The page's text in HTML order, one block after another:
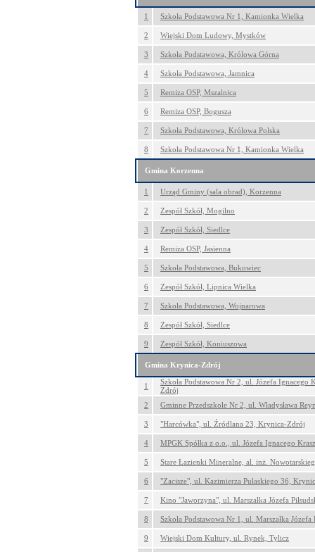
1 Szkoła Podstawowa Nr 1, Kamionka Wielka
2 Wiejski Dom Ludowy, Mystków
3 Szkoła Podstawowa, Królowa Górna
4 Szkoła Podstawowa, Jamnica
5 Remiza OSP, Mszalnica
6 Remiza OSP, Bogusza
7 Szkoła Podstawowa, Królowa Polska
8 Szkoła Podstawowa Nr 1, Kamionka Wielka
Gmina Korzenna
1 Urząd Gminy (sala obrad), Korzenna
2 Zespół Szkół, Mogilno
3 Zespół Szkół, Siedlce
4 Remiza OSP, Jasienna
5 Szkoła Podstawowa, Bukowiec
6 Zespół Szkół, Lipnica Wielka
7 Szkoła Podstawowa, Wojnarowa
8 Zespół Szkół, Siedlce
9 Zespół Szkół, Koniuszowa
Gmina Krynica-Zdrój
1
Szkoła Podstawowa Nr 2, ul. Józefa Ignacego
Zdrój
2
Gminne Przedszkole Nr 2, ul. Władysława
3 "Harcówka", ul. Źródlana 23, Krynica-Zdrój
4 MPGK Spółka z o.o., ul. Józefa Ignacego
5 Stare Łazienki Mineralne, al. inż.
6 "Zacisze", ul. Kazimierza Pułaskiego 36,
7 Kino "Jaworzyna", ul. Marszałka Józefa
8 Szkoła Podstawowa Nr 1, ul. Marszałka
9 Wiejski Dom Kultury, ul. Rynek, Tylicz